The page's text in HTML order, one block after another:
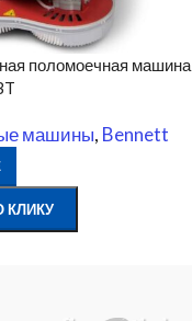
поломоечная машина
машины, Bennett
КЛИКУ